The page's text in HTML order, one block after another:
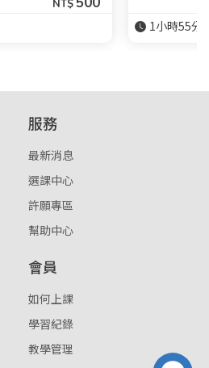
NT$
1小時55分
服務
最新消息
選課中心
許願專區
幫助中心
會員
如何上課
學習紀錄
教學管理